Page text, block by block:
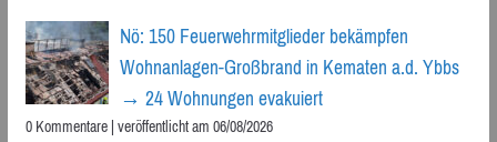
Nö: 150 Feuerwehrmitglieder bekämpfen
Wohnanlagen-Großbrand in Kematen a.d. Ybbs
→ 24 Wohnungen evakuiert
0 Kommentare|veröffentlicht am 06/08/2026